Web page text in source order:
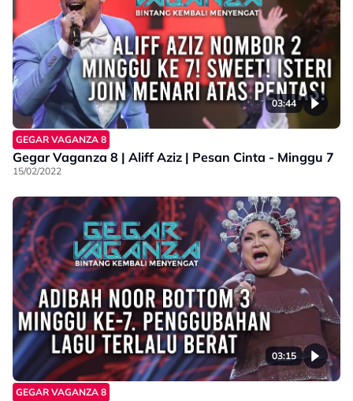
03:44
GEGAR VAGANZA 8
Gegar Vaganza 8 | Aliff Aziz | Pesan Cinta - Minggu 7
15/02/2022
03:15
GEGAR VAGANZA 8